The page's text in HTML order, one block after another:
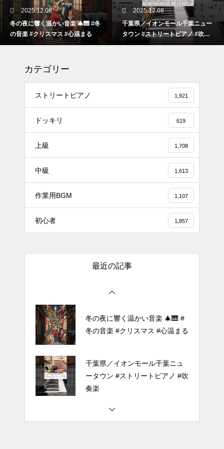
2025.12.08
冬の夜に響く温かい音楽 🎄🎹 #冬
の音楽 #クリスマス #心温まる
2025.12.08
千葉県／イオンモール千葉ニュー
タウン #ストリートピアノ #吹奏
楽
カテゴリー
ストリートピアノ 1,921
ドッキリ 619
上級 1,708
中級 1,613
作業用BGM 1,107
初心者 1,857
最近の記事
#tiktok #shorts #shortsdaily #sh
ortsdance #shirose #磁石 #white
jam #ピアノ初心者 #ピアノレッ
【転生悪女の黒歴史OP】ピアノ
で「Black Flame」弾いてみた
（中～上級）【The Dark History
ほぼ日1フレーズ THE BLUE H
冬の夜に響く温かい音楽 🎄🎹 #
冬の音楽 #クリスマス #心温まる
千葉県／イオンモール千葉ニュ
ータウン #ストリートピアノ #吹
奏楽